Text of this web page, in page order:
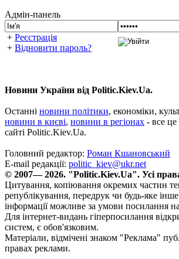
Адмін-панель
+ Реєстрація
+ Відновити пароль?
Новини України від Politic.Kiev.Ua.
Останні новини політики, економіки,
новини в києві, новини в регіонах - все
сайті Politic.Kiev.Ua.
Головний редактор: Роман Кшановський
E-mail редакції: politic_kiev@ukr.net
© 2007— 2026. "Politic.Kiev.Ua". Усі
Цитування, копіювання окремих частин
републікування, передрук чи будь-яке
інформації можливе за умови посилання
Для інтернет-видань гіперпосилання
систем, є обов'язковим.
Матеріали, відмічені знаком "Реклама"
правах реклами.